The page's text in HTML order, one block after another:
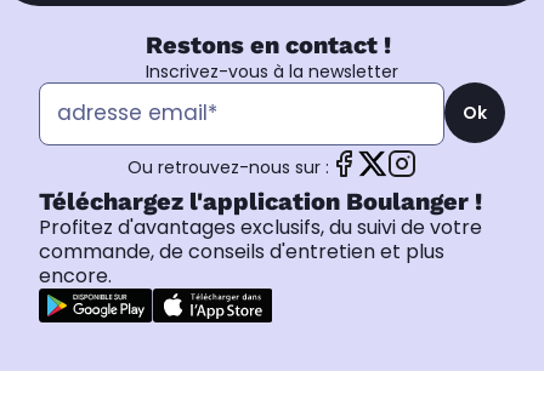
Restons en contact !
Inscrivez-vous à la newsletter
Ok
Ou retrouvez-nous sur :
Téléchargez l'application Boulanger !
Profitez d'avantages exclusifs, du suivi de votre
commande, de conseils d'entretien et plus
encore.